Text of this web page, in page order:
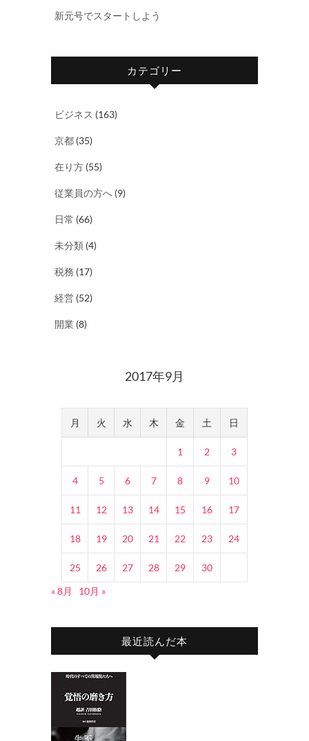
新元号でスタートしよう
カテゴリー
ビジネス (163)
京都 (35)
在り方 (55)
従業員の方へ (9)
日常 (66)
未分類 (4)
税務 (17)
経営 (52)
開業 (8)
2017年9月
月 火 水 木 金 土 日
1 2 3
4 5 6 7 8 9 10
11 12 13 14 15 16 17
18 19 20 21 22 23 24
25 26 27 28 29
30
« 8月
10月 »
最近読んだ本